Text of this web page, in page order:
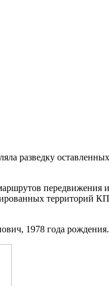
разведку
передвижения
территорий
1978 года рождения.